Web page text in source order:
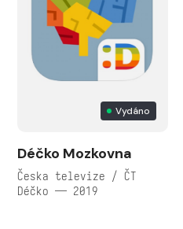
Vydáno
Déčko Mozkovna
Česka televize / ČT
Déčko — 2019